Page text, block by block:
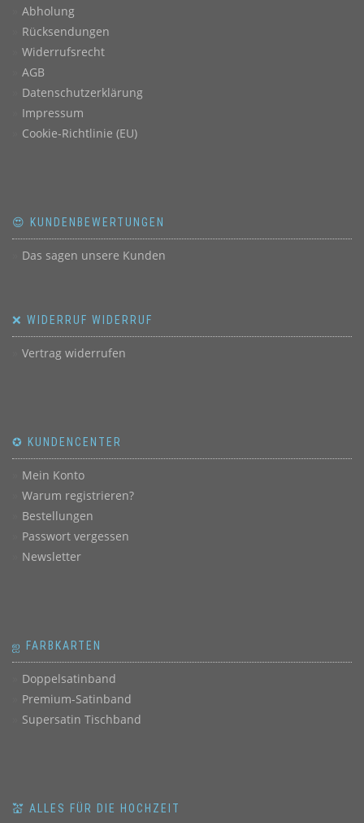
Abholung
Rücksendungen
Widerrufsrecht
AGB
Datenschutzerklärung
Impressum
Cookie-Richtlinie (EU)
😍 KUNDENBEWERTUNGEN
Das sagen unsere Kunden
❌ WIDERRUF WIDERRUF
Vertrag widerrufen
✪ KUNDENCENTER
Mein Konto
Warum registrieren?
Bestellungen
Passwort vergessen
Newsletter
ஐ FARBKARTEN
Doppelsatinband
Premium-Satinband
Supersatin Tischband
💒 ALLES FÜR DIE HOCHZEIT